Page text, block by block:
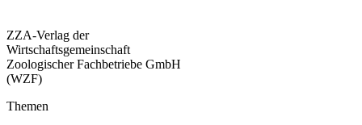
ZZA-Verlag der
Wirtschaftsgemeinschaft
Zoologischer Fachbetriebe GmbH
(WZF)
Themen